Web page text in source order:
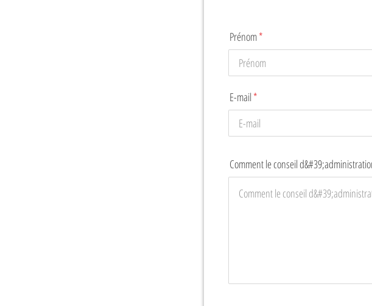
Prénom
E-mail
Comment le conseil